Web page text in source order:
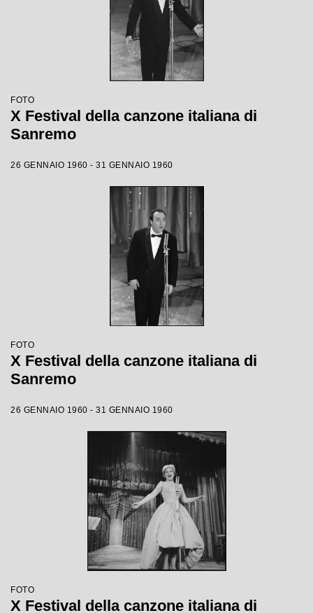
FOTO
X Festival della canzone italiana di
Sanremo
26 GENNAIO 1960 - 31 GENNAIO 1960
FOTO
X Festival della canzone italiana di
Sanremo
26 GENNAIO 1960 - 31 GENNAIO 1960
FOTO
X Festival della canzone italiana di